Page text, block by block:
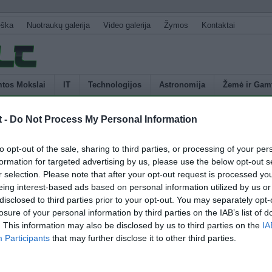
- Do Not Process My Personal Information
opt-out of the sale, sharing to third parties, or processing of your
for targeted advertising by us, please use the below opt-out
selection. Please note that after your opt-out request is processed
interest-based ads based on personal information utilized by us
to third parties prior to your opt-out. You may separately
of your personal information by third parties on the IAB’s list of
This information may also be disclosed by us to third parties on the
Participants that may further disclose it to other third parties.
Nuotraukų galerija Video galerija Žymos Kontaktai
Mokslai IT Technologijos Astronomija Žemė ir
vandeniui sterilizuoti
jonizuota plazma gali būti naudojama kaip anti bakterinis
bakterijos atsiranda tik praėjus savaitei po plazmos panaudojimo.
sukurti tokią plazmą yra pigūs, o tai reiškia, kad tai gali išgelbėti daug
šalyse, stichinių nelaimių ištiktose vietose ar karo lauke, kur
atsargos – naudojamos naujagimių priėmimo ar […]